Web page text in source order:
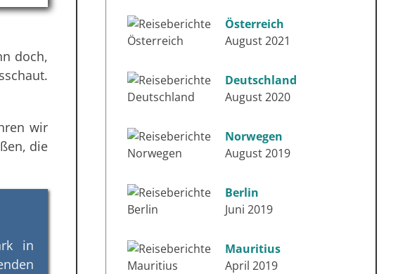
doch,
wir
die
in
Österreich
August 2021
Deutschland
August 2020
Norwegen
August 2019
Berlin
Juni 2019
Mauritius
April 2019